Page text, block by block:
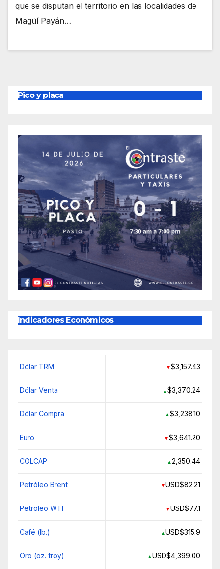
que se disputan el territorio en las localidades de
Magüí Payán…
Pico y placa
Indicadores Económicos
Dólar TRM ▼$3,157.43
Dólar Venta ▲$3,370.24
Dólar Compra ▲$3,238.10
Euro ▼$3,641.20
COLCAP ▲2,350.44
Petróleo Brent ▼USD$82.21
Petróleo WTI ▼USD$77.1
Café (lb.) ▲USD$315.9
Oro (oz. troy) ▲USD$4,399.00